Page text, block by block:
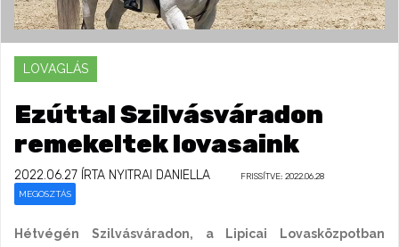
LOVAGLÁS
Ezúttal Szilvásváradon
remekeltek lovasaink
2022.06.27 ÍRTA NYITRAI DANIELLA FRISSÍTVE: 2022.06.28
MEGOSZTÁS
Hétvégén Szilvásváradon, a Lipicai Lovasközpotban